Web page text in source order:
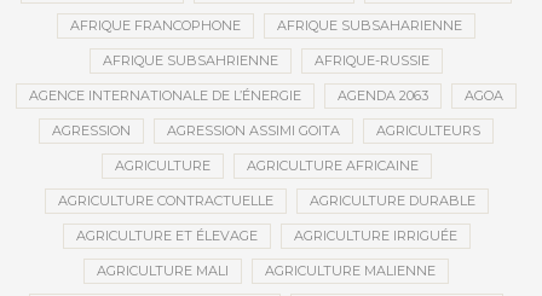
AFRIQUE FRANCOPHONE AFRIQUE SUBSAHARIENNE
AFRIQUE SUBSAHRIENNE AFRIQUE-RUSSIE
AGENCE INTERNATIONALE DE L’ÉNERGIE AGENDA 2063 AGOA
AGRESSION AGRESSION ASSIMI GOITA AGRICULTEURS
AGRICULTURE AGRICULTURE AFRICAINE
AGRICULTURE CONTRACTUELLE AGRICULTURE DURABLE
AGRICULTURE ET ÉLEVAGE AGRICULTURE IRRIGUÉE
AGRICULTURE MALI AGRICULTURE MALIENNE